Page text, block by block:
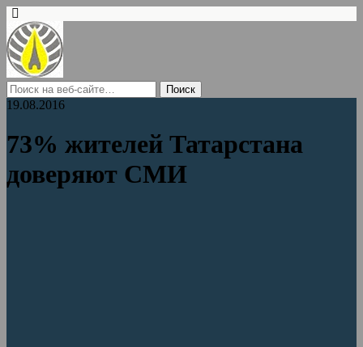
19.08.2016
73% жителей Татарстана
доверяют СМИ